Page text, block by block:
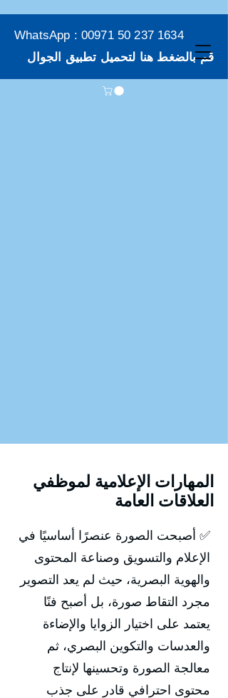
WhatsApp : 00971 50 237 1634
قم بالضغط هنا لتحميل تطبيق الجوال
المهارات الإعلامية لموظفي
العلاقات العامة
✅ أصبحت الصورة عنصرًا أساسيًا في
الإعلام والتسويق وصناعة المحتوى
والهوية البصرية، حيث لم يعد التصوير
مجرد التقاط صورة، بل أصبح فنًا
يعتمد على اختيار الزوايا والإضاءة
والعدسات والتكوين البصري، ثم
معالجة الصورة وتحسينها لإنتاج
محتوى احترافي قادر على جذب